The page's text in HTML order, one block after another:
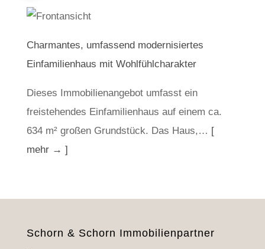
Charmantes, umfassend modernisiertes
Einfamilienhaus mit Wohlfühlcharakter
Dieses Immobilienangebot umfasst ein
freistehendes Einfamilienhaus auf einem ca.
634 m² großen Grundstück. Das Haus,… [
mehr → ]
Schorn & Schorn Immobilienpartner